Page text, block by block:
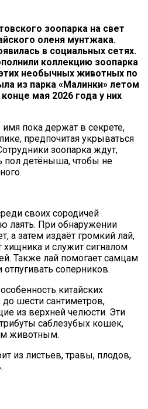
зоопарка на свет
оленя мунтжака.
в социальных сетях.
коллекцию зоопарка
необычных животных по
из парка «Малинки» летом
мая 2026 года у них
пока держат в секрете,
предпочитая укрываться
зоопарка ждут,
пол детёныша, чтобы не
своих сородичей
лаять. При обнаружении
а затем издаёт громкий лай,
хищника и служит сигналом
Также лай помогает самцам
соперников.
китайских
шести сантиметров,
из верхней челюсти. Эти
саблезубых кошек,
животным.
из листьев, травы, плодов,